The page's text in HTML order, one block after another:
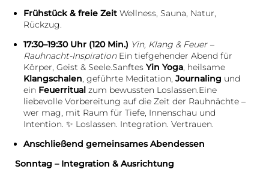
Frühstück & freie Zeit Wellness, Sauna, Natur,
Rückzug.
17:30–19:30 Uhr (120 Min.) Yin, Klang & Feuer –
Rauhnacht-Inspiration Ein tiefgehender Abend für
Körper, Geist & Seele.Sanftes Yin Yoga, heilsame
Klangschalen, geführte Meditation, Journaling und
ein Feuerritual zum bewussten Loslassen.Eine
liebevolle Vorbereitung auf die Zeit der Rauhnächte –
wer mag, mit Raum für Tiefe, Innenschau und
Intention. ✨ Loslassen. Integration. Vertrauen.
Anschließend gemeinsames Abendessen
Sonntag – Integration & Ausrichtung